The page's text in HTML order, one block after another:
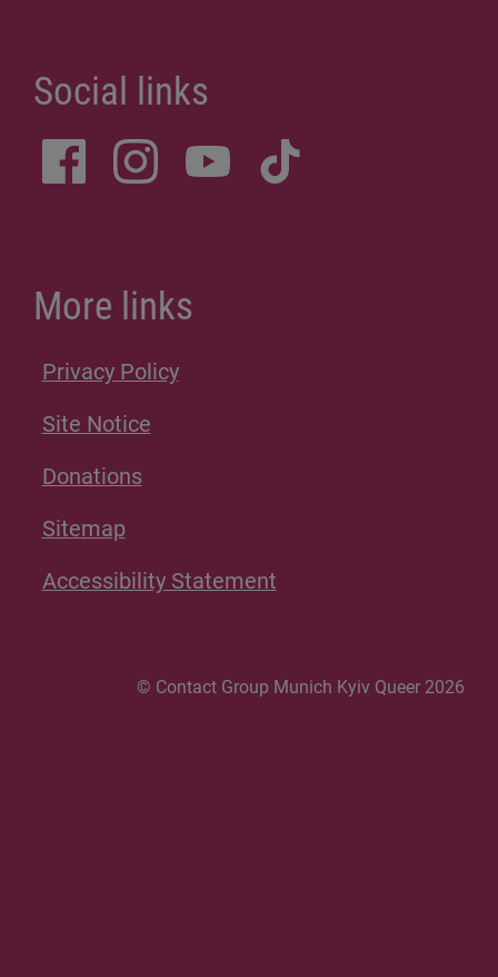
Social links
More links
Privacy Policy
Site Notice
Donations
Sitemap
Accessibility Statement
© Contact Group Munich Kyiv Queer 2026